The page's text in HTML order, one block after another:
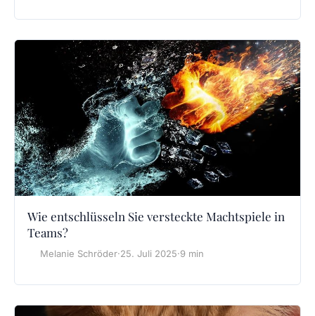
Wie entschlüsseln Sie versteckte Machtspiele in
Teams?
Melanie Schröder·25. Juli 2025·9 min